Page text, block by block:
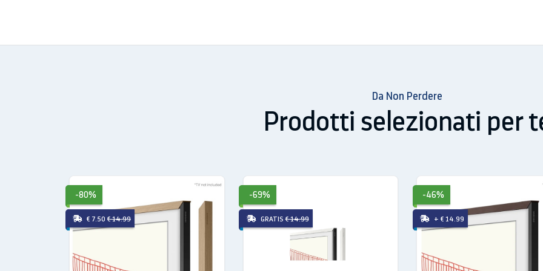
Dimensioni
Product (Top&Bottom) (LxWxH): 1127.4 x 24.6 x 17.7 mm
Product (Left&Right) (LxWxH):650.2 x 24.6 x 17.7 mm
Da Non Perdere
Prodotti selezionati per
-80%
€ 7.50 € 14.99
-69%
GRATIS € 14.99
-46%
+ € 14.99